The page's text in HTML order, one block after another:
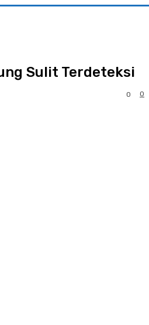
Sulit Terdeteksi
0
0